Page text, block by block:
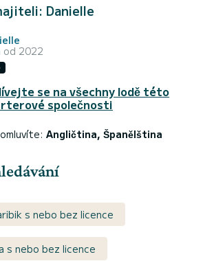
Danielle
od 2022
se na všechny lodě této
společnosti
Angličtina, Španělština
s nebo bez licence
s nebo bez licence